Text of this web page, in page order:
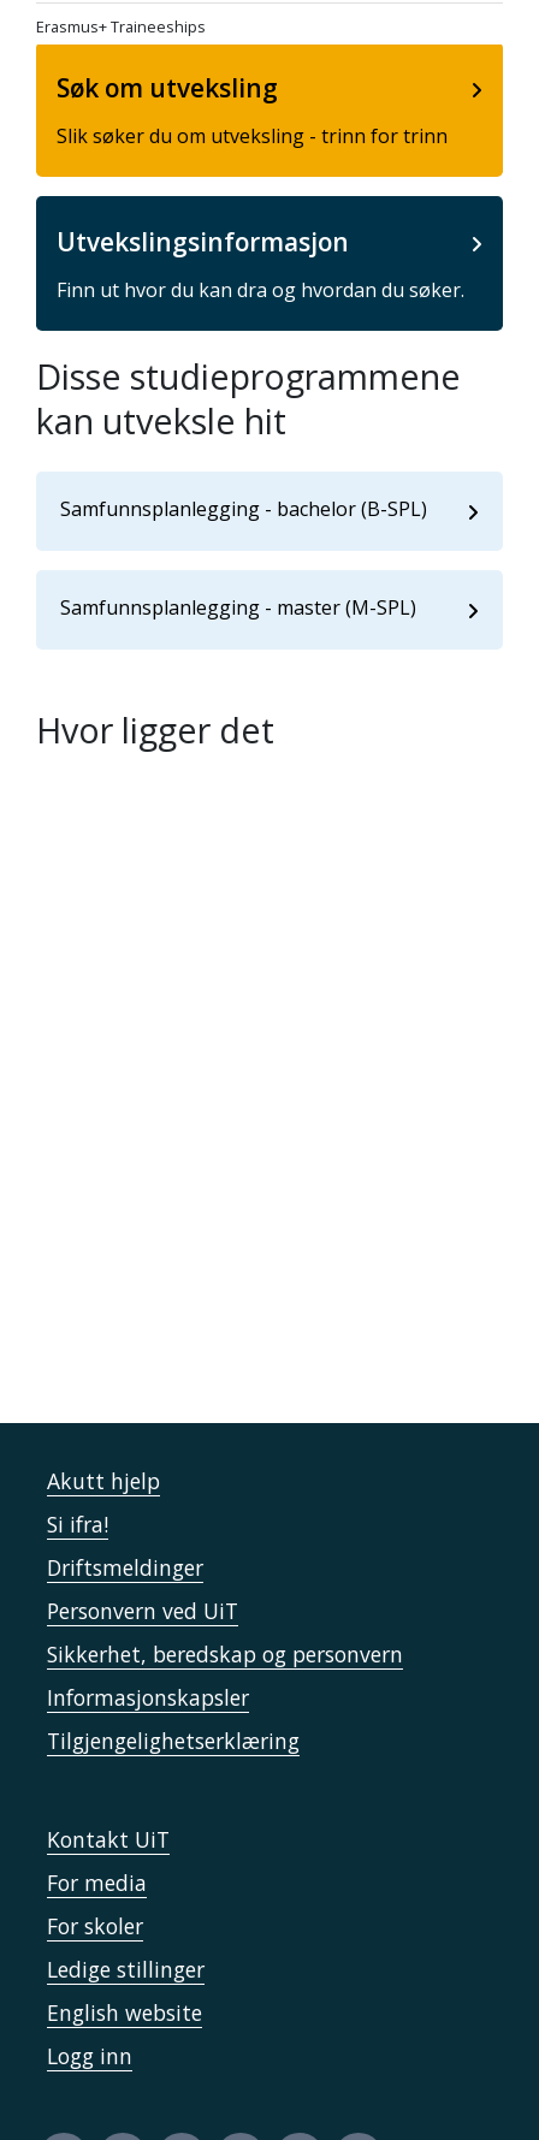
Erasmus+ Traineeships
Søk om utveksling
Slik søker du om utveksling - trinn for trinn
Utvekslingsinformasjon
Finn ut hvor du kan dra og hvordan du søker.
Disse studieprogrammene
kan utveksle hit
Samfunnsplanlegging - bachelor (B-SPL)
Samfunnsplanlegging - master (M-SPL)
Hvor ligger det
Akutt hjelp
Si ifra!
Driftsmeldinger
Personvern ved UiT
Sikkerhet, beredskap og personvern
Informasjonskapsler
Tilgjengelighetserklæring
Kontakt UiT
For media
For skoler
Ledige stillinger
English website
Logg inn